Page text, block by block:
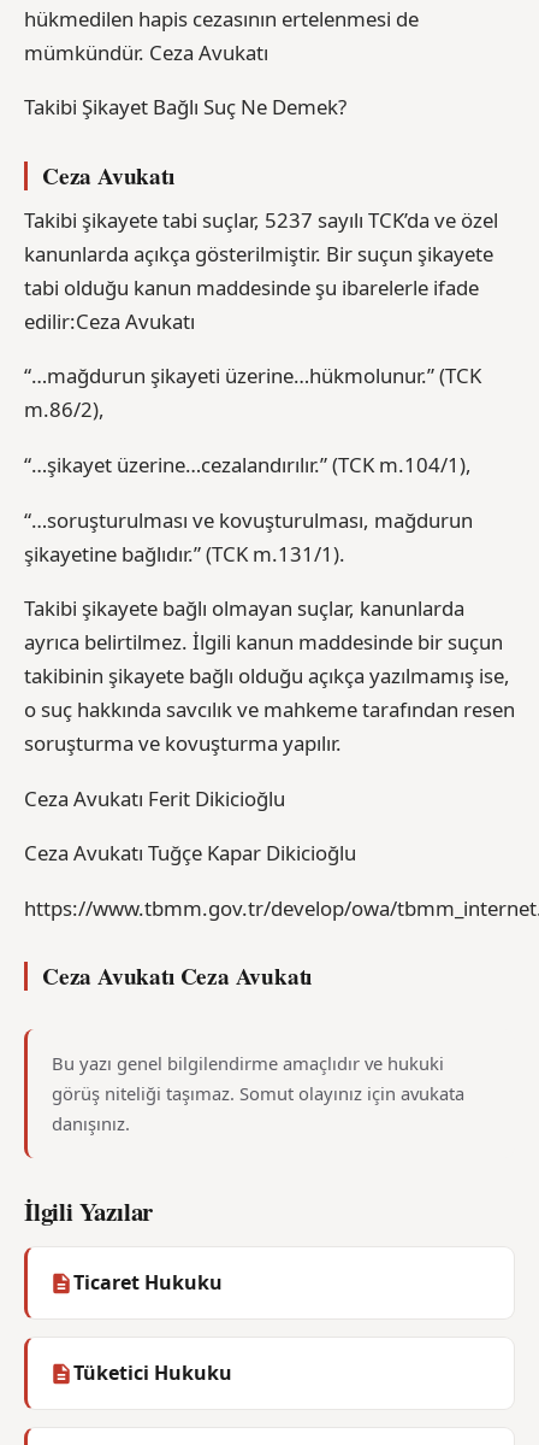
hükmedilen hapis cezasının ertelenmesi de
mümkündür. Ceza Avukatı
Takibi Şikayet Bağlı Suç Ne Demek?
Ceza Avukatı
Takibi şikayete tabi suçlar, 5237 sayılı TCK’da ve özel
kanunlarda açıkça gösterilmiştir. Bir suçun şikayete
tabi olduğu kanun maddesinde şu ibarelerle ifade
edilir:Ceza Avukatı
“…mağdurun şikayeti üzerine…hükmolunur.” (TCK
m.86/2),
“…şikayet üzerine…cezalandırılır.” (TCK m.104/1),
“…soruşturulması ve kovuşturulması, mağdurun
şikayetine bağlıdır.” (TCK m.131/1).
Takibi şikayete bağlı olmayan suçlar, kanunlarda
ayrıca belirtilmez. İlgili kanun maddesinde bir suçun
takibinin şikayete bağlı olduğu açıkça yazılmamış ise,
o suç hakkında savcılık ve mahkeme tarafından resen
soruşturma ve kovuşturma yapılır.
Ceza Avukatı Ferit Dikicioğlu
Ceza Avukatı Tuğçe Kapar Dikicioğlu
https://www.tbmm.gov.tr/develop/owa/
Ceza Avukatı Ceza Avukatı
Bu yazı genel bilgilendirme amaçlıdır ve hukuki
görüş niteliği taşımaz. Somut olayınız için avukata
danışınız.
İlgili Yazılar
Ticaret Hukuku
Tüketici Hukuku